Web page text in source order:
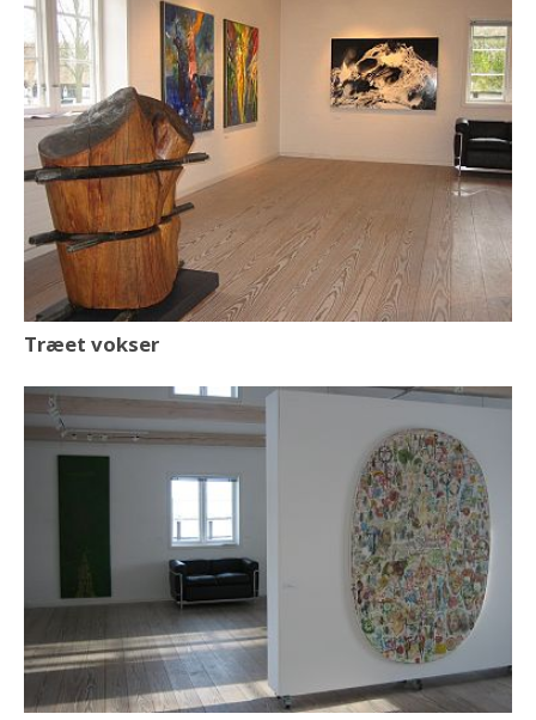
Træet vokser